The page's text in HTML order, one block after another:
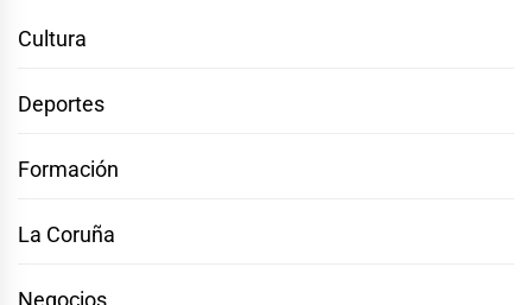
Cultura
Deportes
Formación
La Coruña